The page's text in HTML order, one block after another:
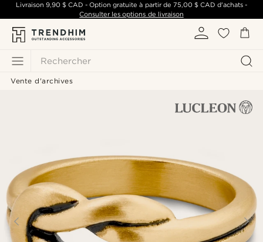
Rechercher
Livraison 9,90 $ CAD - Option gratuite à partir de 75,00 $ CAD d'achats -
Consulter les options de livraison
Vente d'archives